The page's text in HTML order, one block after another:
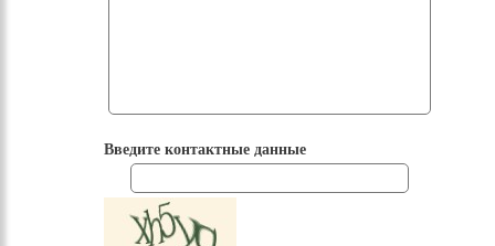
Введите контактные данные